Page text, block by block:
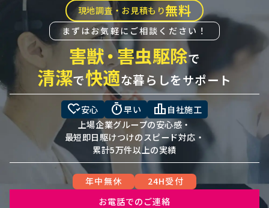
現地調査・お見積もり無料
まずはお気軽にご相談ください！
害獣・害虫駆除で
清潔で快適な暮らしをサポート
heart_check安心 timer早い leaderboard 自社施工
上場企業グループの安心感・
最短即日駆けつけのスピード対応・
累計5万件以上の実績
年中無休
24H受付
お電話でのご連絡